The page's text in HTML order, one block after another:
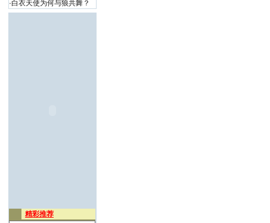
·白衣天使为何与狼共舞？